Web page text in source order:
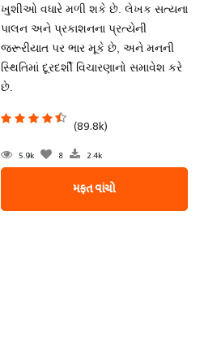
ખુશીઓ વધારે મળી શકે છે. લેખક સત્યના
પાલન અને પ્રકાશનના પ્રત્યેની
જરૂરીયાત પર ભાર મૂકે છે, અને મનની
સ્થિતિમાં દૂરદર્શી વિચારણાનો સમાવેશ કરે
છે.
(89.8k)
5.9k 8 2.4k
મફત વાંચો